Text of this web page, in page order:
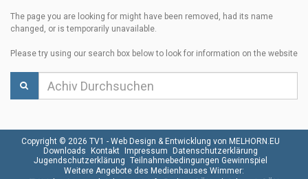
The page you are looking for might have been removed, had its name
changed, or is temporarily unavailable.
Please try using our search box below to look for information on the website
Copyright © 2026 TV1 - Web Design & Entwicklung von MELHORN.EU
Downloads
Kontakt Impressum
Datenschutzerklärung
Jugendschutzerklärung Teilnahmebedingungen Gewinnspiel
Weitere Angebote des Medienhauses Wimmer: